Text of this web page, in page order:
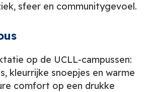
sfeer en communitygevoel.
op de UCLL‑campussen:
kleurrijke snoepjes en warme
comfort op een drukke